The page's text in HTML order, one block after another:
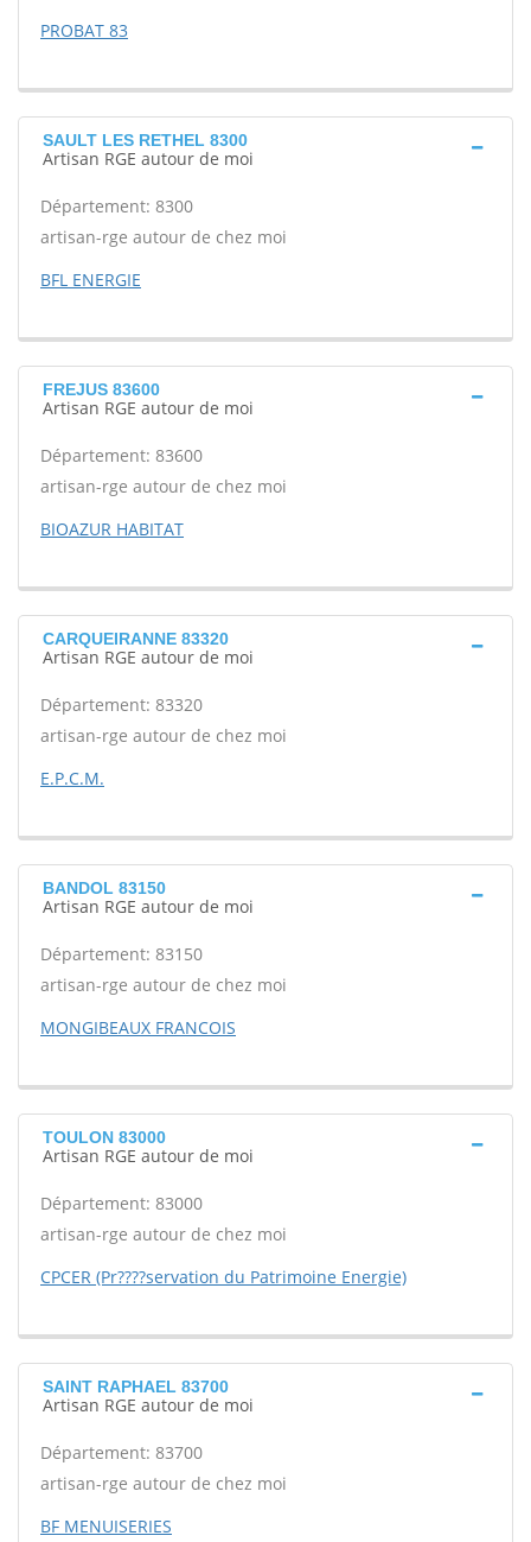
PROBAT 83
SAULT LES RETHEL 8300
Artisan RGE autour de moi
Département: 8300
artisan-rge autour de chez moi
BFL ENERGIE
FREJUS 83600
Artisan RGE autour de moi
Département: 83600
artisan-rge autour de chez moi
BIOAZUR HABITAT
CARQUEIRANNE 83320
Artisan RGE autour de moi
Département: 83320
artisan-rge autour de chez moi
E.P.C.M.
BANDOL 83150
Artisan RGE autour de moi
Département: 83150
artisan-rge autour de chez moi
MONGIBEAUX FRANCOIS
TOULON 83000
Artisan RGE autour de moi
Département: 83000
artisan-rge autour de chez moi
CPCER (Pr????servation du Patrimoine Energie)
SAINT RAPHAEL 83700
Artisan RGE autour de moi
Département: 83700
artisan-rge autour de chez moi
BF MENUISERIES